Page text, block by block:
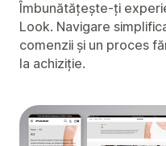
Îmbunătățește-ți
Look. Navigare
comenzii și un proces
la achiziție.